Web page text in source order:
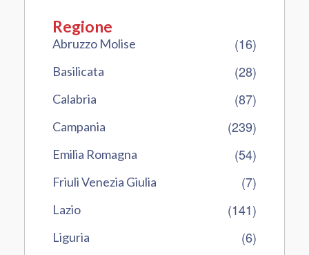
Regione
Abruzzo Molise (16)
Basilicata (28)
Calabria (87)
Campania (239)
Emilia Romagna (54)
Friuli Venezia Giulia (7)
Lazio (141)
Liguria (6)